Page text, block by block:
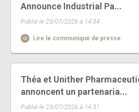
Announce Industrial Pa...
Publié le 23/07/2026 à 14:34
Lire le communiqué de presse
Théa et Unither
annoncent un partenaria...
Publié le 23/07/2026 à 14:31